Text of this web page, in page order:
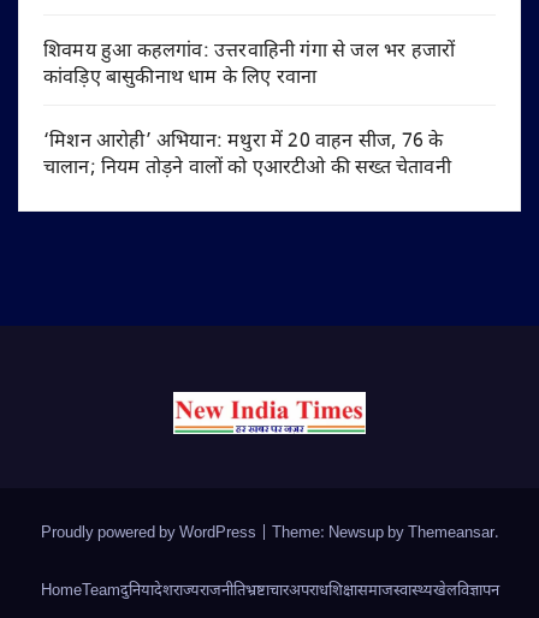
शिवमय हुआ कहलगांव: उत्तरवाहिनी गंगा से जल भर हजारों
कांवड़िए बासुकीनाथ धाम के लिए रवाना
‘मिशन आरोही’ अभियान: मथुरा में 20 वाहन सीज, 76 के
चालान; नियम तोड़ने वालों को एआरटीओ की सख्त चेतावनी
Proudly powered by WordPress Theme: Newsup byThemeansar.
HomeTeamदुनियादेशराज्यराजनीतिभ्रष्टाचारअपराधशिक्षासमाजस्वास्थ्यखेलविज्ञापन